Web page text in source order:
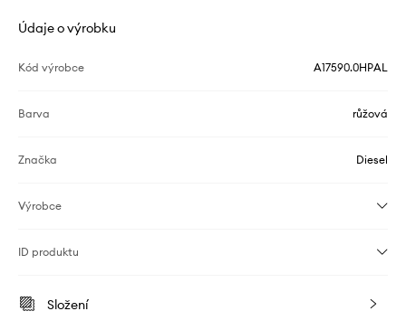
Údaje o výrobku
Kód výrobce A17590.0HPAL
Barva růžová
Značka Diesel
Výrobce
ID produktu
Složení